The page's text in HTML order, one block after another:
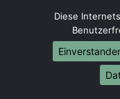
Umzug von
Umzug von
Umzug von
Umzug von
Diese